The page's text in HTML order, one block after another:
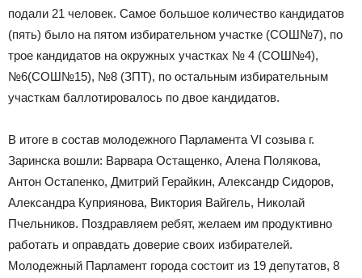
подали 21 человек. Самое большое количество кандидатов
(пять) было на пятом избирательном участке (СОШ№7), по
трое кандидатов на окружных участках № 4 (СОШ№4),
№6(СОШ№15), №8 (ЗПТ), по остальным избирательным
участкам баллотировалось по двое кандидатов.
В итоге в состав молодежного Парламента VI созыва г.
Заринска вошли: Варвара Остащенко, Алена Полякова,
Антон Остапенко, Дмитрий Герайкин, Александр Сидоров,
Александра Куприянова, Виктория Вайгель, Николай
Пчельников. Поздравляем ребят, желаем им продуктивно
работать и оправдать доверие своих избирателей.
Молодежный Парламент города состоит из 19 депутатов, 8